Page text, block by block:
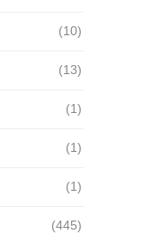
(10)
(13)
(1)
(1)
(1)
(445)